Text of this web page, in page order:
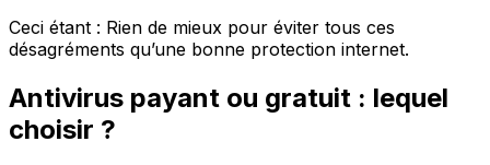
Ceci étant : Rien de mieux pour éviter tous ces
désagréments qu’une bonne protection internet.
Antivirus payant ou gratuit : lequel
choisir ?